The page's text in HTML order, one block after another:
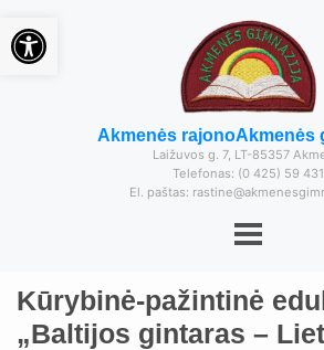
Akmenės rajonoAkmenės
Laižuvos g. 7, LT-85357
Telefonas: (0 425) 59 431
El. paštas:
Kūrybinė-pažintinė
„Baltijos gintaras –
Open toolbar